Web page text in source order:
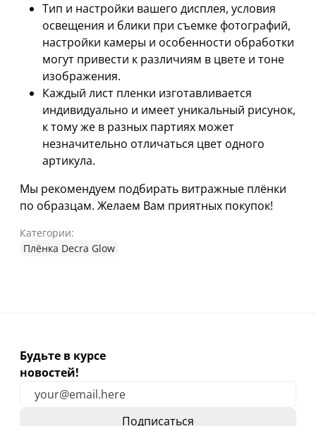
Тип и настройки вашего дисплея, условия
освещения и блики при съемке фотографий,
настройки камеры и особенности обработки
могут привести к различиям в цвете и тоне
изображения.
Каждый лист пленки изготавливается
индивидуально и имеет уникальный рисунок,
к тому же в разных партиях может
незначительно отличаться цвет одного
артикула.
Мы рекомендуем подбирать витражные плёнки
по образцам. Желаем Вам приятных покупок!
Категории:
Плёнка Decra Glow
Будьте в курсе
новостей!